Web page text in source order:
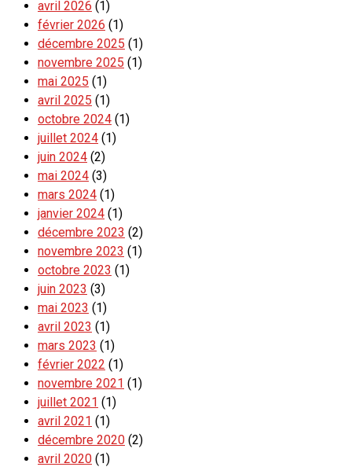
avril 2026 (1)
février 2026 (1)
décembre 2025 (1)
novembre 2025 (1)
mai 2025 (1)
avril 2025 (1)
octobre 2024 (1)
juillet 2024 (1)
juin 2024 (2)
mai 2024 (3)
mars 2024 (1)
janvier 2024 (1)
décembre 2023 (2)
novembre 2023 (1)
octobre 2023 (1)
juin 2023 (3)
mai 2023 (1)
avril 2023 (1)
mars 2023 (1)
février 2022 (1)
novembre 2021 (1)
juillet 2021 (1)
avril 2021 (1)
décembre 2020 (2)
avril 2020 (1)